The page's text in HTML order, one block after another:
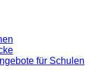
für Schulen